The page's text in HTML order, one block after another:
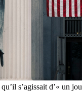
s’agissait d’«